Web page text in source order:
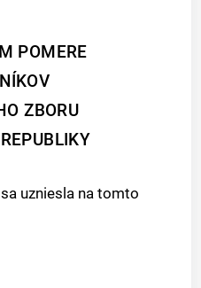
POMERE
ZBORU
uzniesla na tomto